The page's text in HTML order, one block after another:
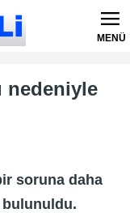
MENÜ
nedeniyle
soruna daha